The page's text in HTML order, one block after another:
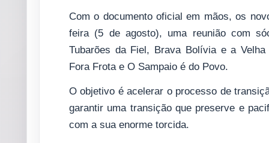
Com o documento oficial em mãos, os
feira (5 de agosto), uma reunião com
Tubarões da Fiel, Brava Bolívia e a
Fora Frota e O Sampaio é do Povo.
O objetivo é acelerar o processo de
garantir uma transição que preserve e
com a sua enorme torcida.